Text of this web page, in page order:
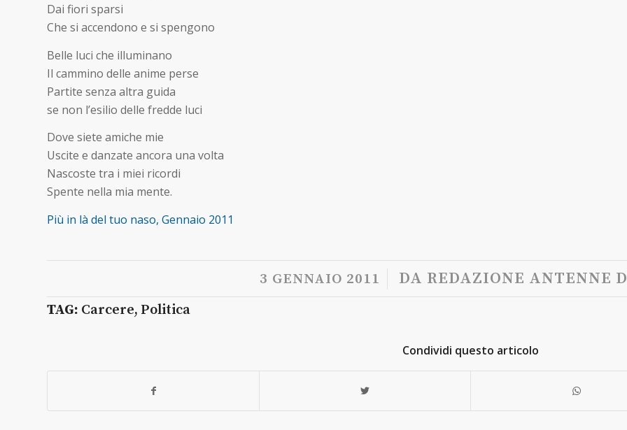
Dai fiori sparsi
Che si accendono e si spengono
Belle luci che illuminano
Il cammino delle anime perse
Partite senza altra guida
se non l’esilio delle fredde luci
Dove siete amiche mie
Uscite e danzate ancora una volta
Nascoste tra i miei ricordi
Spente nella mia mente.
Più in là del tuo naso, Gennaio 2011
3 GENNAIO 2011
/ DA REDAZIONE ANTENNE
TAG: Carcere, Politica
Condividi questo articolo